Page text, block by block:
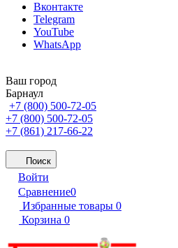
Вконтакте
Telegram
YouTube
WhatsApp
Ваш город
Барнаул
+7 (800) 500-72-05
+7 (800) 500-72-05
+7 (861) 217-66-22
Поиск
Войти
Сравнение0
Избранные товары 0
Корзина 0